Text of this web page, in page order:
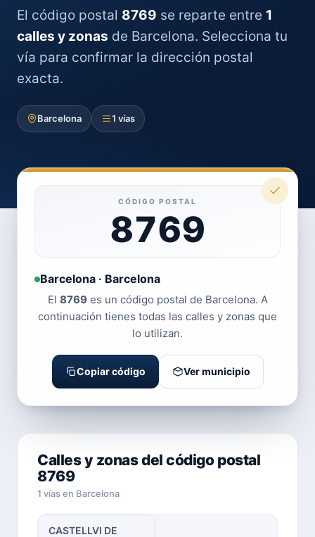
El código postal 8769 se reparte entre 1
calles y zonas de Barcelona. Selecciona tu
vía para confirmar la dirección postal
exacta.
Barcelona 1 vías
CÓDIGO POSTAL
8769
Barcelona · Barcelona
El 8769 es un código postal de Barcelona. A
continuación tienes todas las calles y zonas que
lo utilizan.
Copiar código Ver municipio
Calles y zonas del código postal
8769
1 vías en Barcelona
CASTELLVI DE